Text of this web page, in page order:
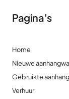
Pagina's
Home
Nieuwe
Gebruikte
Verhuur